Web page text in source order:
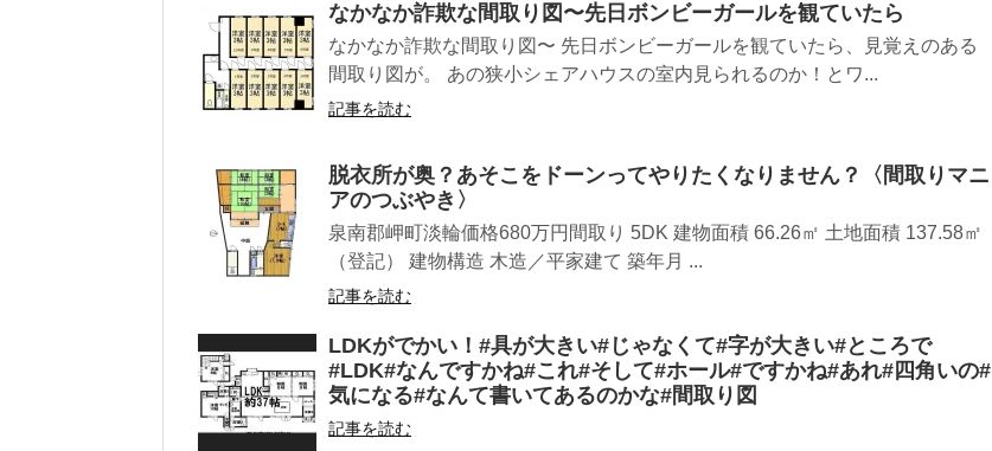
なかなか詐欺な間取り図〜先日ボンビーガールを観ていたら
なかなか詐欺な間取り図〜 先日ボンビーガールを観ていたら、見覚えのある
間取り図が。 あの狭小シェアハウスの室内見られるのか！とワ...
記事を読む
脱衣所が奥？あそこをドーンってやりたくなりません？〈間取りマニ
アのつぶやき〉
泉南郡岬町淡輪価格680万円間取り 5DK 建物面積 66.26㎡ 土地面積 137.58㎡
（登記） 建物構造 木造／平家建て 築年月 ...
記事を読む
LDKがでかい！#具が大きい#じゃなくて#字が大きい#ところで
#LDK#なんですかね#これ#そして#ホール#ですかね#あれ#四角いの#
気になる#なんて書いてあるのかな#間取り図
記事を読む